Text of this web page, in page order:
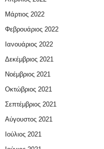
Μάρτιος 2022
Φεβρουάριος 2022
Ιανουάριος 2022
Δεκέμβριος 2021
Νοέμβριος 2021
Οκτώβριος 2021
Σεπτέμβριος 2021
Αύγουστος 2021
Ιούλιος 2021